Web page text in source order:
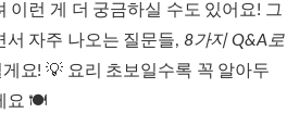
이런 게 더 궁금하실 수도 있어요! 그
서 자주 나오는 질문들, 8가지 Q&A로
요! 💡 요리 초보일수록 꼭 알아두
요 🍽